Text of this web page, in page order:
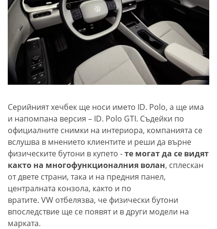
Серийният хечбек ще носи името ID. Polo, а ще има
и напомпана версия – ID. Polo GTI. Съдейки по
официалните снимки на интериора, компанията се
вслушва в мнението клиентите и реши да върне
физическите бутони в купето -те могат да се видят
както на многофункционалния волан, сплескан
от двете страни, така и на предния панел,
централната конзола, както и по
вратите. VW отбелязва, че физически бутони
впоследствие ще се появят и в други модели на
марката.